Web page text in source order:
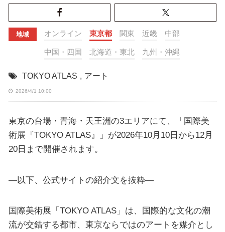
地域 オンライン 東京都 関東 近畿 中部
中国・四国 北海道・東北 九州・沖縄
TOKYO ATLAS , アート
2026/4/1 10:00
東京の台場・青海・天王洲の3エリアにて、「国際美
術展『TOKYO ATLAS』」が2026年10月10日から12月
20日まで開催されます。
—以下、公式サイトの紹介文を抜粋—
国際美術展「TOKYO ATLAS」は、国際的な文化の潮
流が交錯する都市、東京ならではのアートを媒介とし